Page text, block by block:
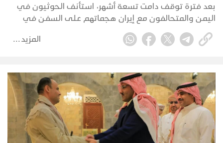
بعد فترة توقف دامت تسعة أشهر، استأنف الحوثيون في
اليمن والمتحالفون مع إيران هجماتهم على السفن في
خصمهم القديم، المملكة العربية السعودية.
المزيد